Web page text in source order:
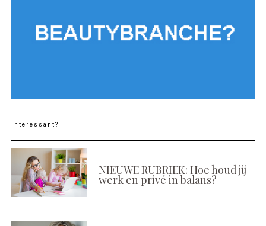
Interessant?
NIEUWE RUBRIEK: Hoe houd jij
werk en privé in balans?